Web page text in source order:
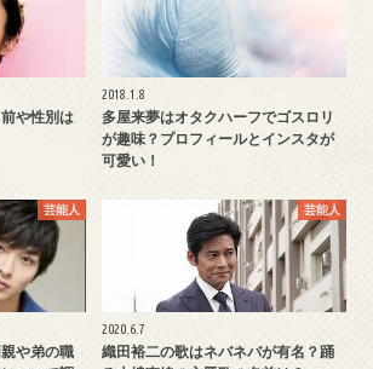
や性別は
2018.1.8
多屋来夢はオタクハーフでゴスロリ
が趣味？プロフィールとインスタが
可愛い！
芸能人
や弟の職
芸能人
2020.6.7
織田裕二の歌はネバネバが有名？踊